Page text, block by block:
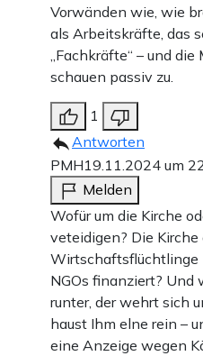
Vorwänden wie, wie
als Arbeitskräfte, das
„Fachkräfte“ – und
schauen passiv zu.
1
Antworten
PMH19.11.2024 um
Melden
Wofür um die Kirche
veteidigen? Die
Wirtschaftsflüchtlinge
NGOs finanziert? Und
runter, der wehrt sich
haust Ihm elne rein –
eine Anzeige wegen